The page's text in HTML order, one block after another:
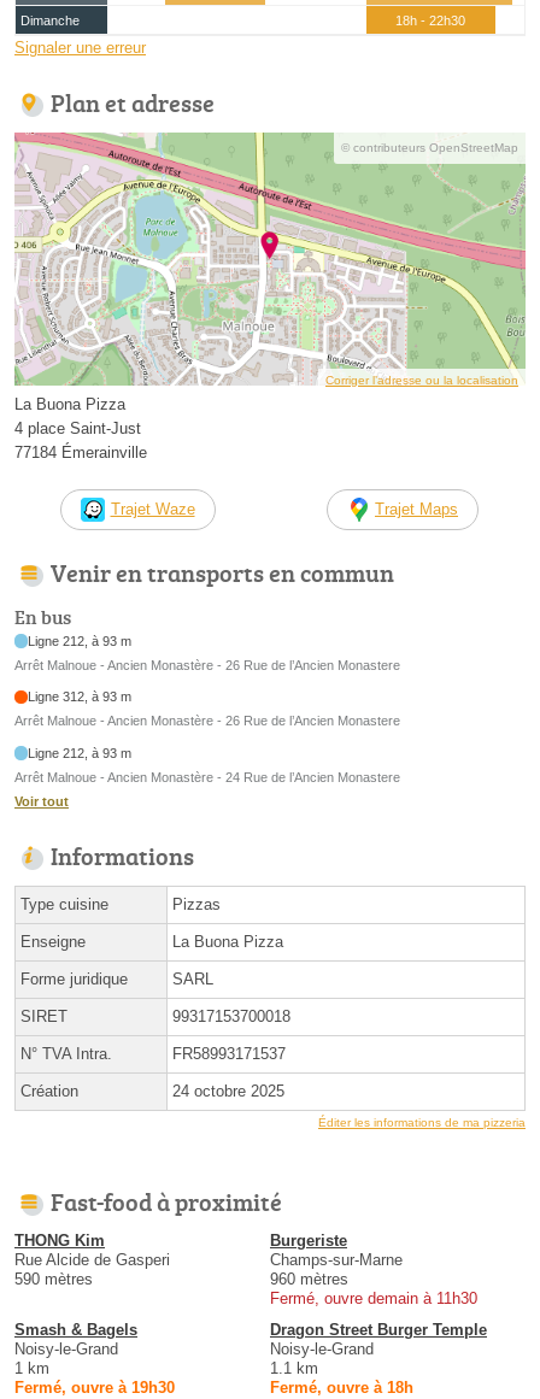
Dimanche
18h - 22h30
Signaler une erreur
Plan et adresse
© contributeurs OpenStreetMap
Corriger l’adresse ou la localisation
La Buona Pizza
4 place Saint-Just
77184 Émerainville
Trajet Waze Trajet Maps
Venir en transports en commun
En bus
Ligne 212, à 93 m
Arrêt Malnoue - Ancien Monastère - 26 Rue de l’Ancien Monastere
Ligne 312, à 93 m
Arrêt Malnoue - Ancien Monastère - 26 Rue de l’Ancien Monastere
Ligne 212, à 93 m
Arrêt Malnoue - Ancien Monastère - 24 Rue de l’Ancien Monastere
Voir tout
Informations
Type cuisine Pizzas
Enseigne La Buona Pizza
Forme juridique SARL
SIRET 99317153700018
N° TVA Intra. FR58993171537
Création 24 octobre 2025
Éditer les informations de ma pizzeria
Fast-food à proximité
THONG Kim
Rue Alcide de Gasperi
590 mètres
Burgeriste
Champs-sur-Marne
960 mètres
Fermé, ouvre demain à 11h30
Smash & Bagels
Noisy-le-Grand
1 km
Fermé, ouvre à 19h30
Dragon Street Burger Temple
Noisy-le-Grand
1.1 km
Fermé, ouvre à 18h